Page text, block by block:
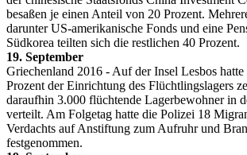
besaßen je einen Anteil von 20 Prozent.
darunter US-amerikanische Fonds und eine
Südkorea teilten sich die restlichen 40 Prozent.
19. September
Griechenland 2016 - Auf der Insel Lesbos
Prozent der Einrichtung des Flüchtlingslagers
daraufhin 3.000 flüchtende Lagerbewohner in
verteilt. Am Folgetag hatte die Polizei 18
Verdachts auf Anstiftung zum Aufruhr und
festgenommen.